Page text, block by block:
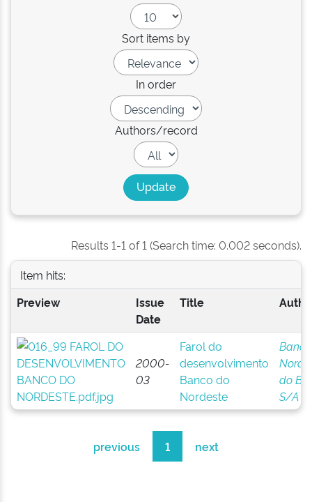
Sort items by
In order
Authors/record
Results 1-1 of 1 (Search time: 0.002 seconds).
Item hits:
Preview
Issue
Date
Title
2000-
03
Farol do
desenvolvimento
Banco do
Nordeste
do
S/A
previous 1 next